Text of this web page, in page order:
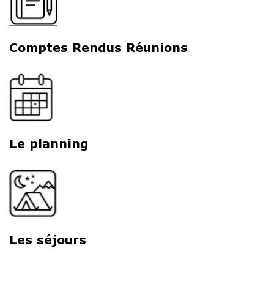
Comptes Rendus Réunions
Le planning
Les séjours